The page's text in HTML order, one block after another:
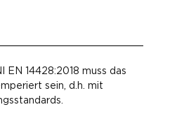
EN 14428:2018 muss das
sein, d.h. mit